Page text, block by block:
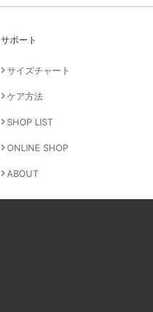
サポート
サイズチャート
ケア方法
SHOP LIST
ONLINE SHOP
ABOUT